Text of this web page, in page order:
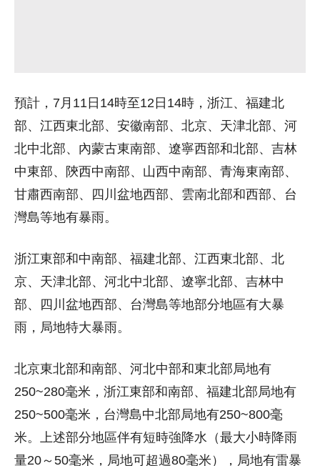
預計，7月11日14時至12日14時，浙江、福建北
部、江西東北部、安徽南部、北京、天津北部、河
北中北部、內蒙古東南部、遼寧西部和北部、吉林
中東部、陝西中南部、山西中南部、青海東南部、
甘肅西南部、四川盆地西部、雲南北部和西部、台
灣島等地有暴雨。
浙江東部和中南部、福建北部、江西東北部、北
京、天津北部、河北中北部、遼寧北部、吉林中
部、四川盆地西部、台灣島等地部分地區有大暴
雨，局地特大暴雨。
北京東北部和南部、河北中部和東北部局地有
250~280毫米，浙江東部和南部、福建北部局地有
250~500毫米，台灣島中北部局地有250~800毫
米。上述部分地區伴有短時強降水（最大小時降雨
量20～50毫米，局地可超過80毫米），局地有雷暴